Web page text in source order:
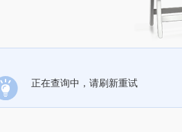
正在查询中，请刷新重试